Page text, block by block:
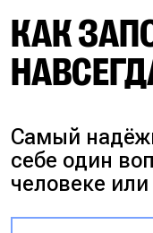
КАК
Самый
себе один
человеке или